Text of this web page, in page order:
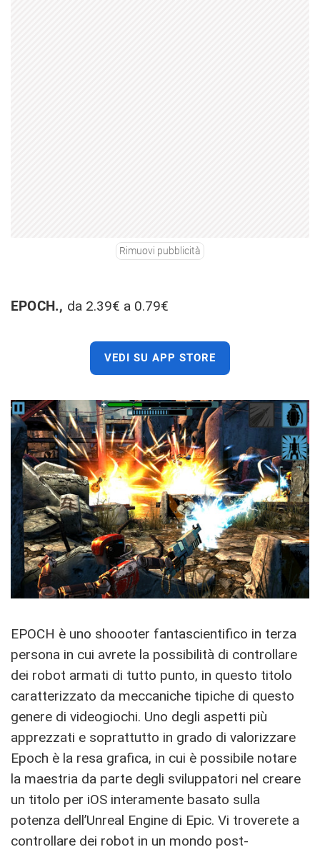
Rimuovi pubblicità
EPOCH., da 2.39€ a 0.79€
VEDI SU APP STORE
EPOCH è uno shoooter fantascientifico in terza
persona in cui avrete la possibilità di controllare
dei robot armati di tutto punto, in questo titolo
caratterizzato da meccaniche tipiche di questo
genere di videogiochi. Uno degli aspetti più
apprezzati e soprattutto in grado di valorizzare
Epoch è la resa grafica, in cui è possibile notare
la maestria da parte degli sviluppatori nel creare
un titolo per iOS interamente basato sulla
potenza dell’Unreal Engine di Epic. Vi troverete a
controllare dei robot in un mondo post-